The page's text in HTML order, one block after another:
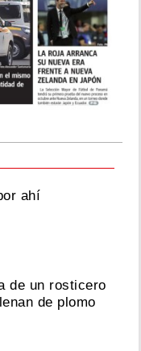
ahí
de un rosticero
de plomo